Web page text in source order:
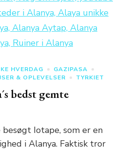
HVERDAG
GAZIPASA
& OPLEVELSER
TYRKIET
bedst gemte
Iotape, som er en
i Alanya. Faktisk tror